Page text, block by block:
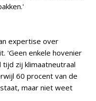
expertise over
'Geen enkele hovenier
zij klimaatneutraal
60 procent van de
maar niet weet